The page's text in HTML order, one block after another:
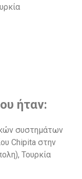
ήταν:
συστημάτων
Chipita στην
Τουρκία